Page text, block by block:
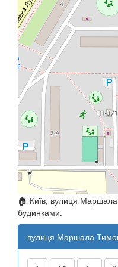
🏠 Київ, вулиця
будинками.
вулиця Маршала